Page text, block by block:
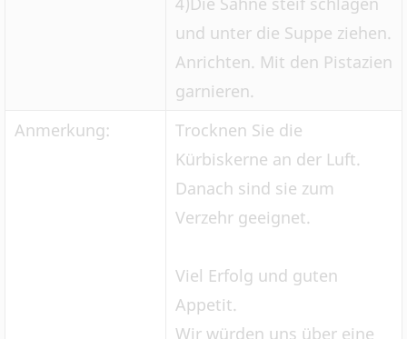
und unter die Suppe ziehen.
Anrichten. Mit den Pistazien
garnieren.
Anmerkung:
Trocknen Sie die
Kürbiskerne an der Luft.
Danach sind sie zum
Verzehr geeignet.
Viel Erfolg und guten
Appetit.
Wir würden uns über eine